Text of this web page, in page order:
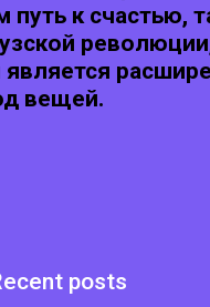
к счастью,
вещей.
posts